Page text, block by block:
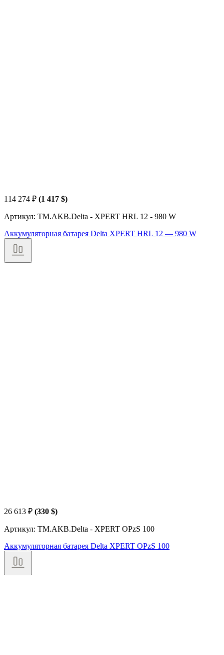
114 274 ₽ (1 417 $)
Артикул: TM.AKB.Delta - XPERT HRL 12 - 980 W
Аккумуляторная батарея Delta XPERT HRL 12 — 980 W
26 613 ₽ (330 $)
Артикул: TM.AKB.Delta - XPERT OPzS 100
Аккумуляторная батарея Delta XPERT OPzS 100